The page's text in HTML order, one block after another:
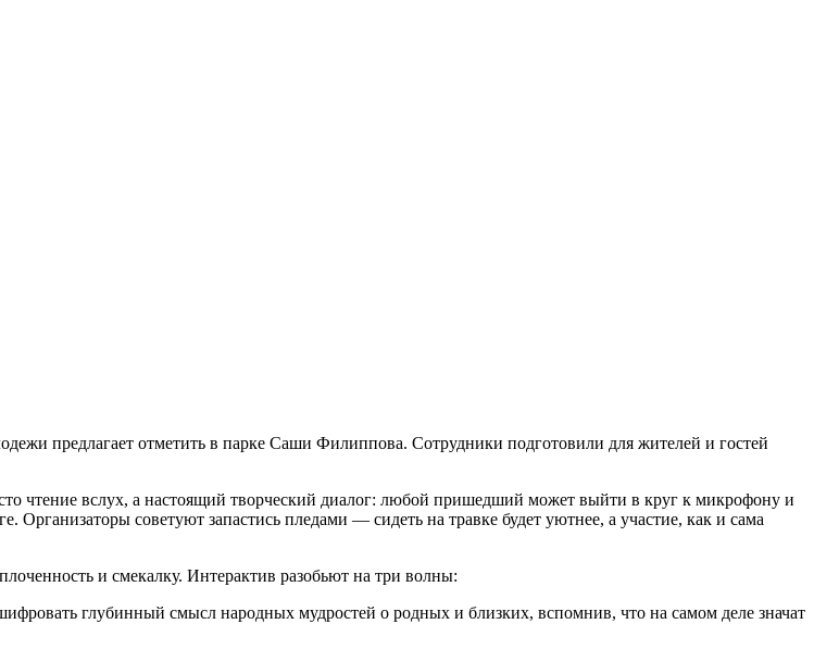
предлагает отметить в парке Саши Филиппова. Сотрудники подготовили для жителей и гостей
чтение вслух, а настоящий творческий диалог: любой пришедший может выйти в круг к микрофону и
советуют запастись пледами — сидеть на травке будет уютнее, а участие, как и сама
и смекалку. Интерактив разобьют на три волны:
глубинный смысл народных мудростей о родных и близких, вспомнив, что на самом деле значат